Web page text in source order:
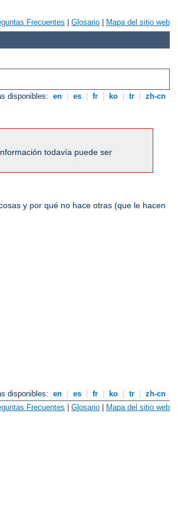
Frecuentes Glosario Mapa del sitio web
disponibles: en es fr ko tr zh-cn
todavía puede ser
y por qué no hace otras (que le hacen
disponibles: en es fr ko tr
zh-cn
Frecuentes | Glosario | Mapa del sitio web